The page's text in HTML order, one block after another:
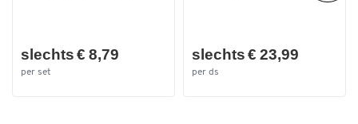
slechts € 8,79
per set
slechts € 23,99
per ds